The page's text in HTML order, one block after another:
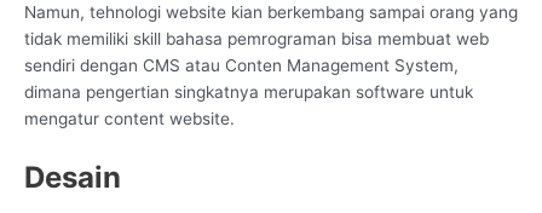
Namun, tehnologi website kian berkembang sampai orang yang
tidak memiliki skill bahasa pemrograman bisa membuat web
sendiri dengan CMS atau Conten Management System,
dimana pengertian singkatnya merupakan software untuk
mengatur content website.
Desain